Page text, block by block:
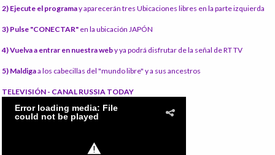
2) Ejecute el programay aparecerán tres Ubicaciones libres en la parte izquierda
3) Pulse "CONECTAR" en la ubicación JAPÓN
4) Vuelva a entrar en nuestra weby ya podrá disfrutar de la señal de RT TV
5) Maldigaa los cabecillas del "mundo libre" y a sus ancestros
TELEVISIÓN - CANAL RUSSIA TODAY